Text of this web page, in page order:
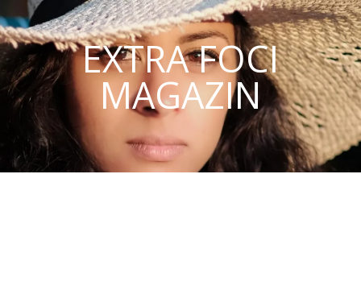
EXTRA FOCI
MAGAZIN